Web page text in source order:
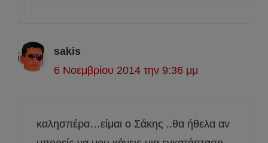
sakis
6 Νοεμβρίου 2014 την 9:36 μμ
καλησπέρα…είμαι ο Σάκης ..θα ήθελα αν